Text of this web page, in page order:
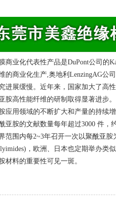
商业化代表性产品是DuPont公司的
的商业化生产,奥地利LenzingAG公
进展缓慢。近年来，国家加大了高
胺高性能纤维的研制取得显著进步。
应用领域的不断扩大和产量的持续
亚胺的文献数量每年超过3000 件
范围内每2~3年召开一次以聚酰亚胺
，欧洲、日本也定期举办
材料的重要性可见一斑。